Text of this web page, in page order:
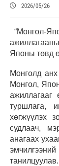
2026/05/26
“Монгол-
Японы төвд
Монголд
Монгол,
ажиллагааг
туршлага,
хөгжүүлэх
судлаач,
анагаах
танилцуулав.